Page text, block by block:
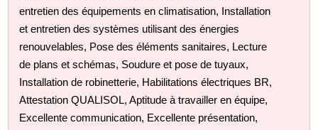
entretien des équipements en climatisation, Installation
et entretien des systèmes utilisant des énergies
renouvelables, Pose des éléments sanitaires, Lecture
de plans et schémas, Soudure et pose de tuyaux,
Installation de robinetterie, Habilitations électriques BR,
Attestation QUALISOL, Aptitude à travailler en équipe,
Excellente communication, Excellente présentation,